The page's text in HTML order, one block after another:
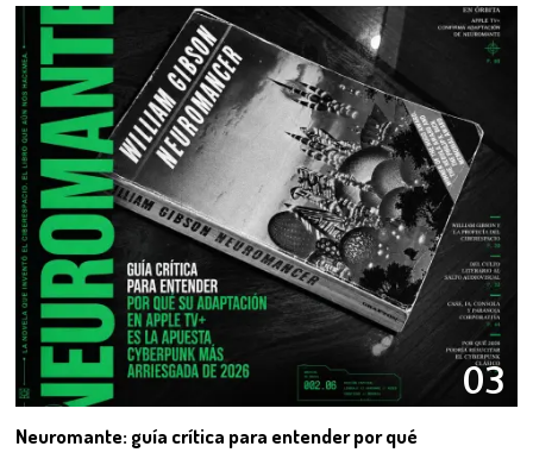
03
Neuromante: guía crítica para entender por qué